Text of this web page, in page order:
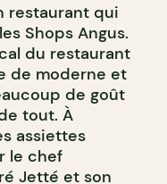
restaurant qui
Shops Angus.
du restaurant
de moderne et
de goût
tout. À
assiettes
le chef
Jetté et son